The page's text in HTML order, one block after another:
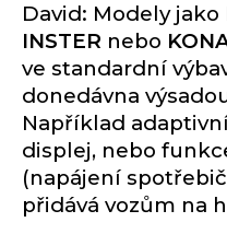
David: Modely jako
INSTER nebo
ve standardní
donedávna
Například
displej, nebo
(napájení
přidává vozům na